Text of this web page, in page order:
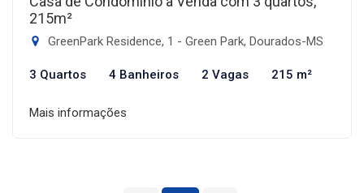
215m²
GreenPark Residence, 1 - Green Park, Dourados-MS
3 Quartos 4 Banheiros 2 Vagas 215 m²
Mais informações